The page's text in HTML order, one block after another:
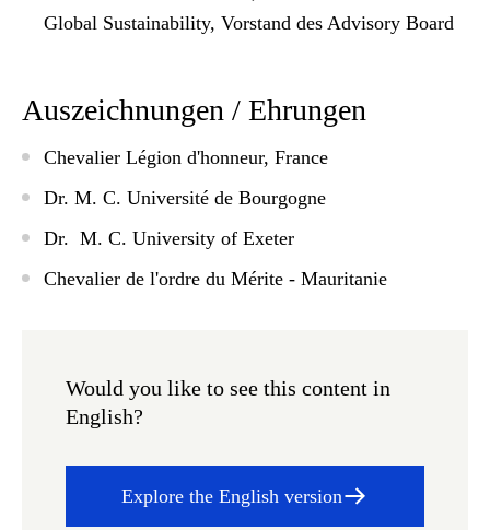
Global Sustainability, Vorstand des Advisory Board
Auszeichnungen / Ehrungen
Chevalier Légion d'honneur, France
Dr. M. C. Université de Bourgogne
Dr. M. C. University of Exeter
Chevalier de l'ordre du Mérite - Mauritanie
Would you like to see this content in
English?
Explore the English version